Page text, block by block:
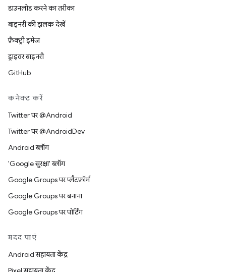
डाउनलोड करने का तरीका
बाइनरी की झलक देखें
फ़ैक्ट्री इमेज
ड्राइवर बाइनरी
GitHub
कनेक्ट करें
Twitter पर @Android
Twitter पर @AndroidDev
Android ब्लॉग
'Google सुरक्षा' ब्लॉग
Google Groups पर प्लैटफ़ॉर्म
Google Groups पर बनाना
Google Groups पर पोर्टिंग
मदद पाएं
Android सहायता केंद्र